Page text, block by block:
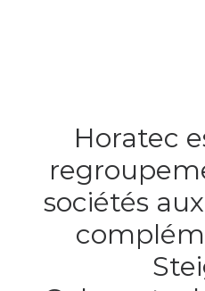
Horatec
sociétés